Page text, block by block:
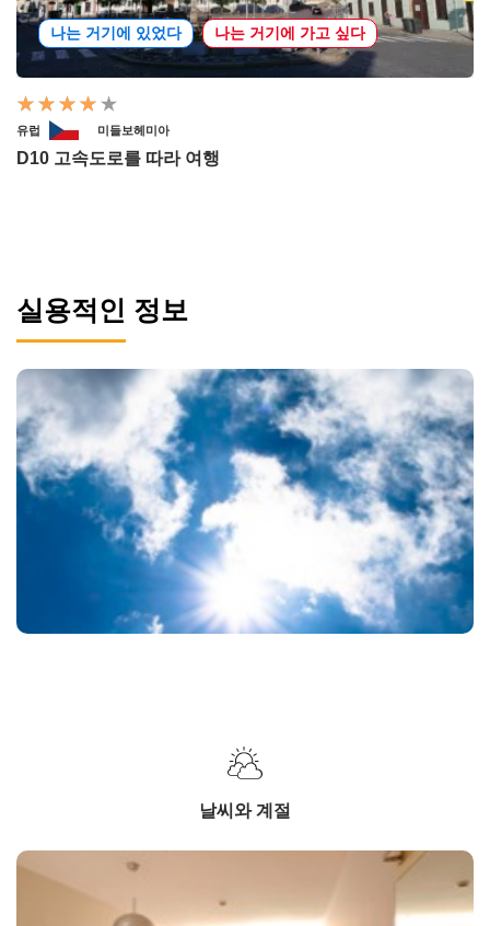
나는 거기에 있었다 나는 거기에 가고 싶다
유럽 미들보헤미아
D10 고속도로를 따라 여행
실용적인 정보
날씨와 계절